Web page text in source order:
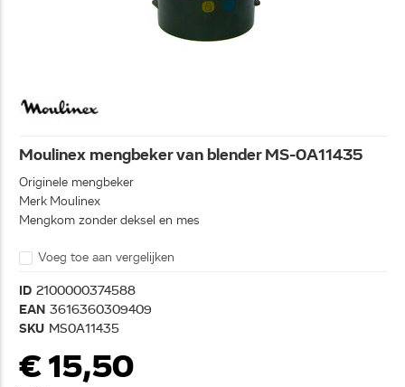
Moulinex mengbeker van blender MS-0A11435
Originele mengbeker
Merk Moulinex
Mengkom zonder deksel en mes
Voeg toe aan vergelijken
ID 2100000374588
EAN 3616360309409
SKU MS0A11435
€ 15,50